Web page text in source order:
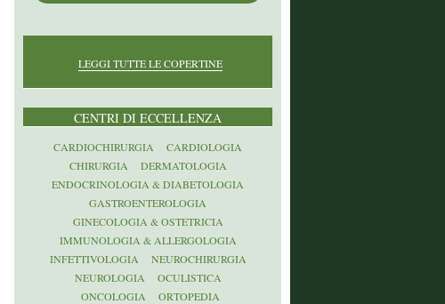
LEGGI TUTTE LE COPERTINE
CENTRI DI ECCELLENZA
CARDIOCHIRURGIA
CARDIOLOGIA
CHIRURGIA
DERMATOLOGIA
ENDOCRINOLOGIA & DIABETOLOGIA
GASTROENTEROLOGIA
GINECOLOGIA & OSTETRICIA
IMMUNOLOGIA & ALLERGOLOGIA
INFETTIVOLOGIA
NEUROCHIRURGIA
NEUROLOGIA
OCULISTICA
ONCOLOGIA
ORTOPEDIA